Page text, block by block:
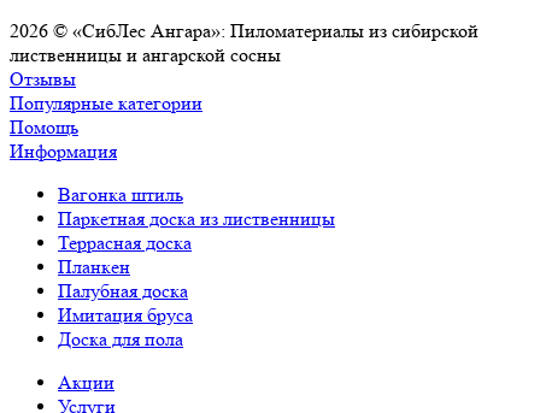
2026 © «СибЛес Ангара»: Пиломатериалы из сибирской
лиственницы и ангарской сосны
Отзывы
Популярные категории
Помощь
Информация
Вагонка штиль
Паркетная доска из лиственницы
Террасная доска
Планкен
Палубная доска
Имитация бруса
Доска для пола
Акции
Услуги